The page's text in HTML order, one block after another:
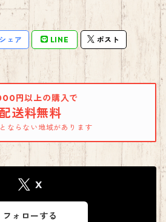
シェア LINE ポスト
円以上の購入で
配送料無料
ならない地域があります
X
フォローする